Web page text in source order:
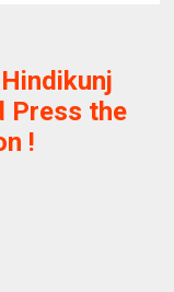
Press the
!